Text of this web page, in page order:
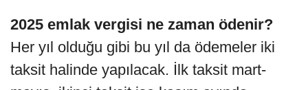
2025 emlak vergisi ne zaman ödenir?
Her yıl olduğu gibi bu yıl da ödemeler iki
taksit halinde yapılacak. İlk taksit mart-